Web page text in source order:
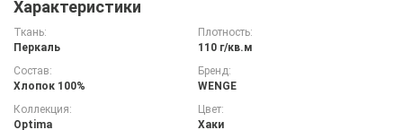
Характеристики
Ткань:
Перкаль
Плотность:
110 г/кв.м
Состав:
Хлопок 100%
Бренд:
WENGE
Коллекция:
Optima
Цвет:
Хаки